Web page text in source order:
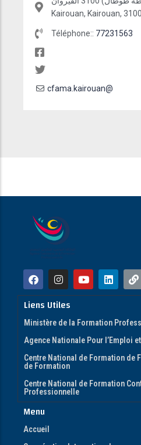
Kairouan, Kairouan,
Téléphone:: 77231563
cfama.kairouan@
Liens Utiles
Ministère de la Formation
Agence Nationale Pour l’Emploi
Centre National de Formation de
de Formation
Centre National de Formation
Professionnelle
Menu
Accueil